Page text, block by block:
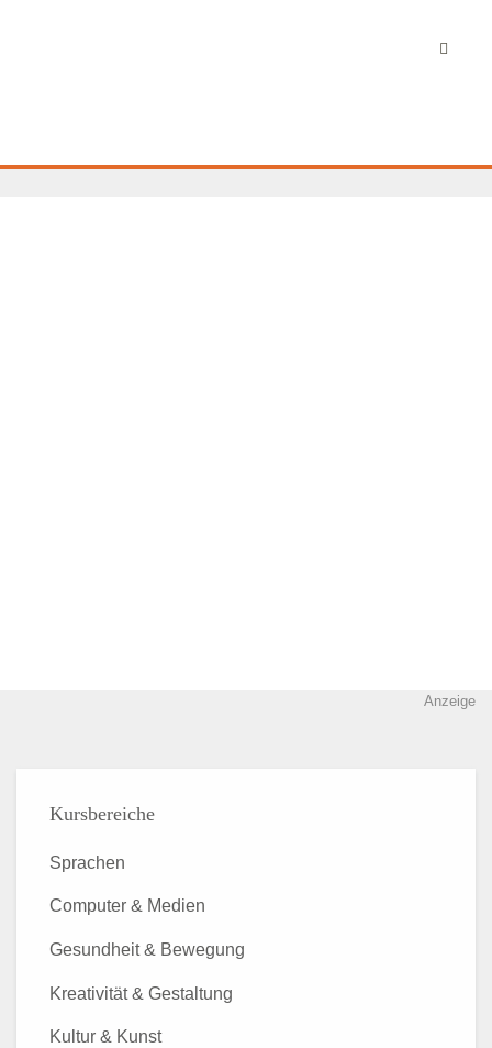
Anzeige
Kursbereiche
Sprachen
Computer & Medien
Gesundheit & Bewegung
Kreativität & Gestaltung
Kultur & Kunst